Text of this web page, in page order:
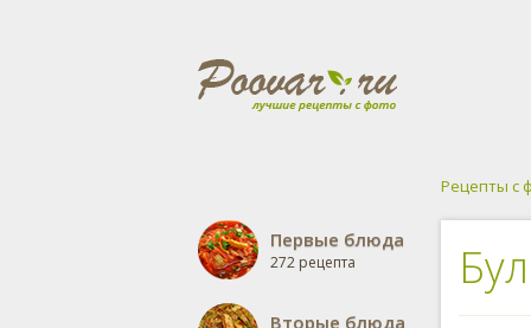
Первые блюда
272 рецепта
Вторые блюда
Рецепты с